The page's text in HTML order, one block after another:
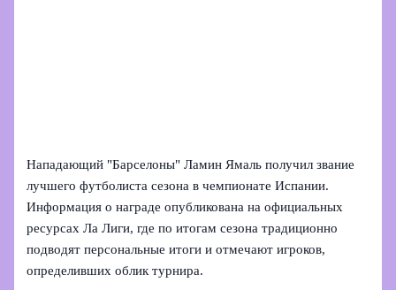
Нападающий "Барселоны" Ламин Ямаль получил звание
лучшего футболиста сезона в чемпионате Испании.
Информация о награде опубликована на официальных
ресурсах Ла Лиги, где по итогам сезона традиционно
подводят персональные итоги и отмечают игроков,
определивших облик турнира.